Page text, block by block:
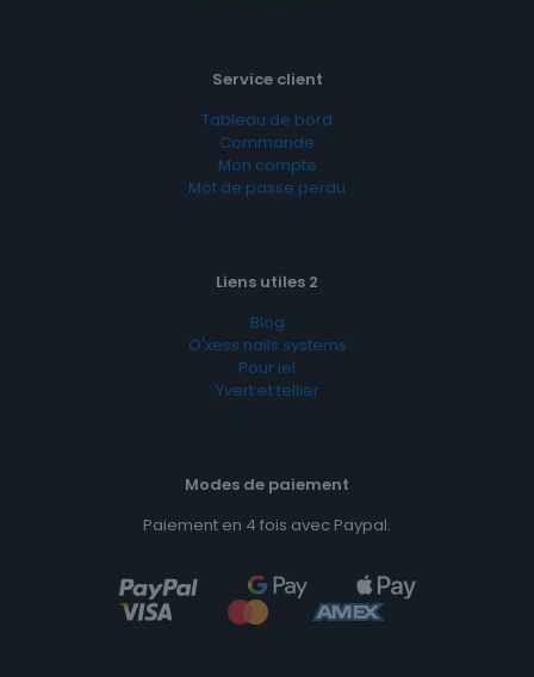
Service client
Tableau de bord
Commande
Mon compte
Mot de passe perdu
Liens utiles 2
Blog
O'xess nails systems
Pour iel
Yvert et tellier
Modes de paiement
Paiement en 4 fois avec Paypal.